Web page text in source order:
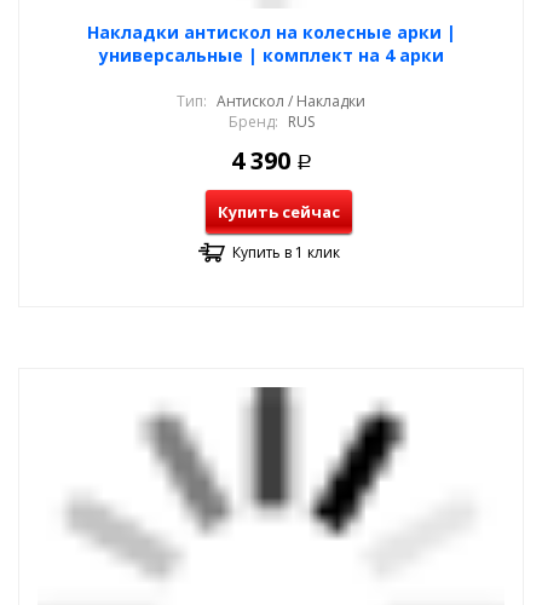
Накладки антискол на колесные арки |
универсальные | комплект на 4 арки
Тип: Антискол / Накладки
Бренд: RUS
4 390 Р
Купить сейчас
Купить в 1 клик